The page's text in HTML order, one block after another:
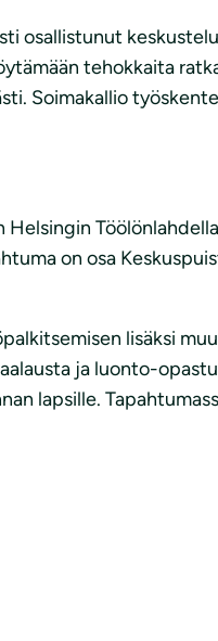
osallistunut
tehokkaita
Soimakallio
Töölönlahdella
on osa
lisäksi
ja luonto-
lapsille.